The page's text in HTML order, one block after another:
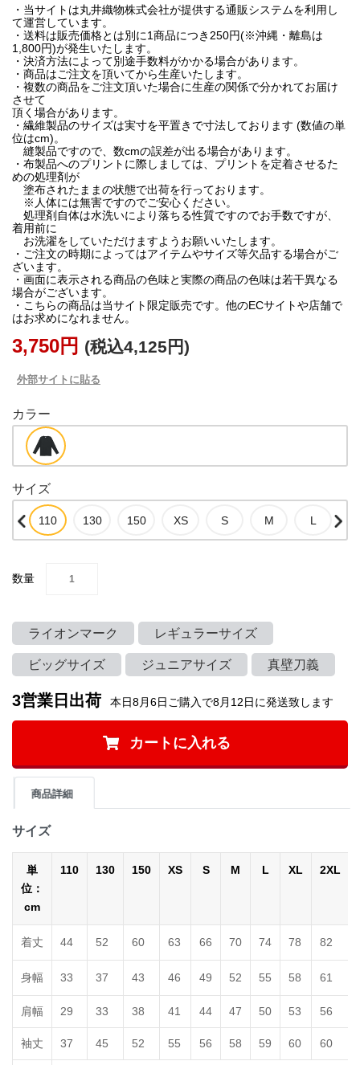
・当サイトは丸井織物株式会社が提供する通販システムを利用し
て運営しています。
・送料は販売価格とは別に1商品につき250円(※沖縄・離島は
1,800円)が発生いたします。
・決済方法によって別途手数料がかかる場合があります。
・商品はご注文を頂いてから生産いたします。
・複数の商品をご注文頂いた場合に生産の関係で分かれてお届け
させて
頂く場合があります。
・繊維製品のサイズは実寸を平置きで寸法しております (数値の単
位はcm)。
縫製品ですので、数cmの誤差が出る場合があります。
・布製品へのプリントに際しましては、プリントを定着させるた
めの処理剤が
塗布されたままの状態で出荷を行っております。
※人体には無害ですのでご安心ください。
処理剤自体は水洗いにより落ちる性質ですのでお手数ですが、
着用前に
お洗濯をしていただけますようお願いいたします。
・ご注文の時期によってはアイテムやサイズ等欠品する場合がご
ざいます。
・画面に表示される商品の色味と実際の商品の色味は若干異なる
場合がございます。
・こちらの商品は当サイト限定販売です。他のECサイトや店舗で
はお求めになれません。
3,750円 (税込4,125円)
外部サイトに貼る
カラー
サイズ
数量
ライオンマーク レギュラーサイズ
ビッグサイズ ジュニアサイズ 真壁刀義
3営業日出荷 本日8月6日ご購入で8月12日に発送致します
カートに入れる
商品詳細
サイズ
単
位：
cm
110 130 150 XS S M L XL 2XL
着丈 44 52 60 63 66 70 74 78 82
身幅 33 37 43 46 49 52 55 58 61
肩幅 29 33 38 41 44 47 50 53 56
袖丈 37 45 52 55 56 58 59 60 60